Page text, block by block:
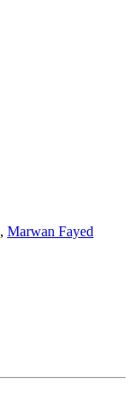
, Marwan Fayed